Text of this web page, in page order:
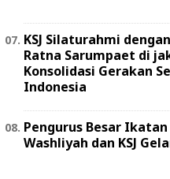
KSJ Silaturahmi
Ratna Sarumpaet di
Konsolidasi Gerakan
Indonesia
Pengurus Besar
Washliyah dan KSJ